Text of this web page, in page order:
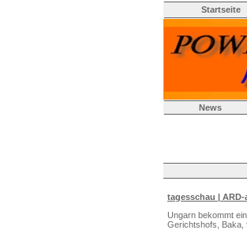
Startseite
News
tagesschau |
Ungarn bekommt
Gerichtshofs, Baka,